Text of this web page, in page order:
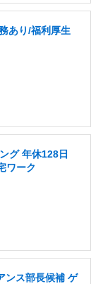
あり/福利厚生
グ 年休128日
ワーク
ンス部長候補 ゲ